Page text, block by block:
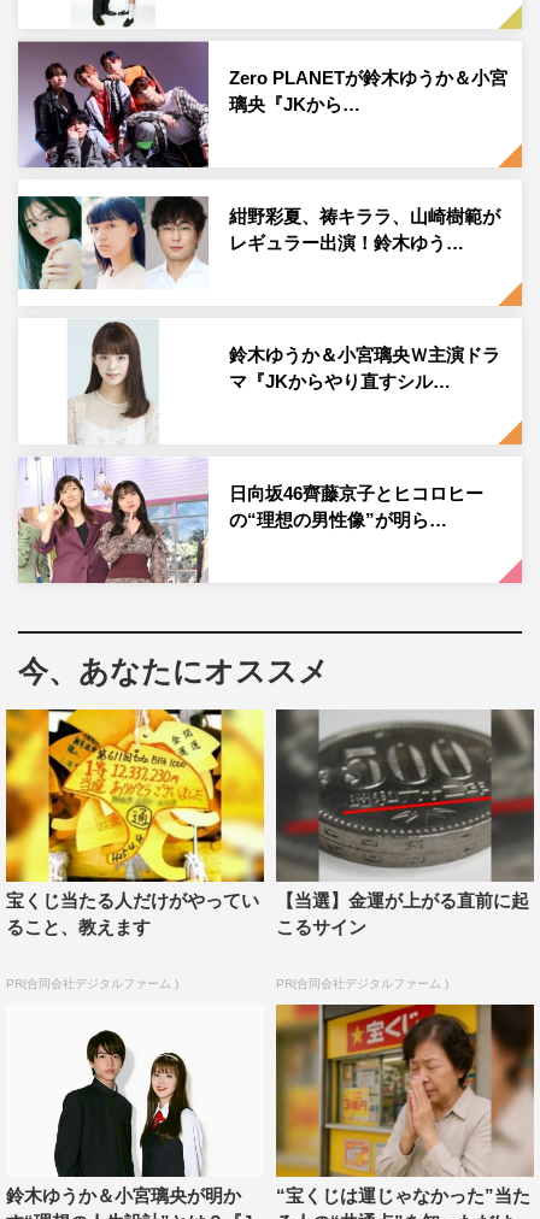
◆どんなことを心掛けて小百合を演じましたか？
見た目は女子高生だけど中身は47歳なので、ギャップを出
すようにしました。最初はちょうど47歳ぐらいの母を参考
にしようとしたんですけど、意外と言葉遣いは私と変わら
ないんですね。普通に「ヤバイ！」みたいな言葉も使いま
すし。でもやっぱり普段の振る舞いは落ち着いているし、
アドバイスをくれるときの諭すような雰囲気とかはまねす
るようにして。あとはコメディということで振り切ってや
ろうと思い、周りが「大丈夫？」って心配するぐらいの変
顔をしました（笑）。
◆撮影を振り返って、楽しかったことは？
小百合はもともとお嬢様で、傲慢な性格だったんです。
で、ちょくちょく当時を振り返る回想シーンがあったんで
すけど、そのお芝居は楽しかったですね。バチが当たりそ
うだなと思いながら、お金をブン投げたり（笑）。ホーム
ら、こんな感じのところに住んでいるんだなって思ったり
しました。私、キャンプが好きだったりするから、あれな
ら一晩ぐらい泊まれそうです。もちろん、実際に生活する
のは大変だと思いますけど。
◆自分自身の制服姿はいかがでしたか？
実際には高校を卒業してからだいぶたちますし、ちょっと
罪悪感がありました。でも母親に写真を見せたら、「まだ
いけるね」みたいな返信が来て。周りもみんな制服姿だか
勝手にJKスイッチが入りました（笑）。
◆撮影の合間はどんな雰囲気でしたか？
みんな明るかったから、居心地よくて。待ち時間のとき、
みんなで“大富豪”をして遊んだりしていました。元お嬢様
な小百合にピッタリですよね（笑）。でも私は出番の関係
であまり参加できなかったから、「今度みんなで集まって
Zero PLANETが鈴木ゆうか＆小宮
璃央『JKから…
紺野彩夏、祷キララ、山崎樹範が
レギュラー出演！鈴木ゆう…
鈴木ゆうか＆小宮璃央Ｗ主演ドラ
マ『JKからやり直すシル…
日向坂46齊藤京子とヒコロヒー
の“理想の男性像”が明ら…
今、あなたにオススメ
宝くじ当たる人だけがやってい
ること、教えます
PR(合同会社デジタルファーム )
【当選】金運が上がる直前に起
こるサイン
PR(合同会社デジタルファーム )
鈴木ゆうか＆小宮璃央が明か
“宝くじは運じゃなかった”当た